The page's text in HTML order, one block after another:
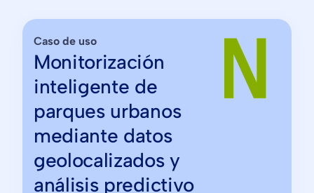
Caso de uso
Monitorización
inteligente de
parques urbanos
mediante datos
geolocalizados y
análisis predictivo